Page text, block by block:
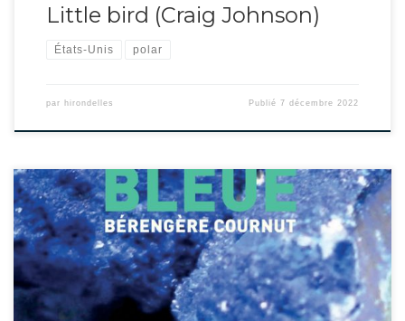
Little bird (Craig Johnson)
États-Unis polar
par hirondelles Publié7 décembre 2022
Telle une jolie pierre sur une étagère, ce livre est un recueil de pensées autour
de l’azurite. Bérengère Cournut trouve dans cette pierre du Musée de
Confluence,s à Lyon, la consolation dont elle a besoin car un des ses amis
chers est mort. Elle se remémore son amitié, explore les […]